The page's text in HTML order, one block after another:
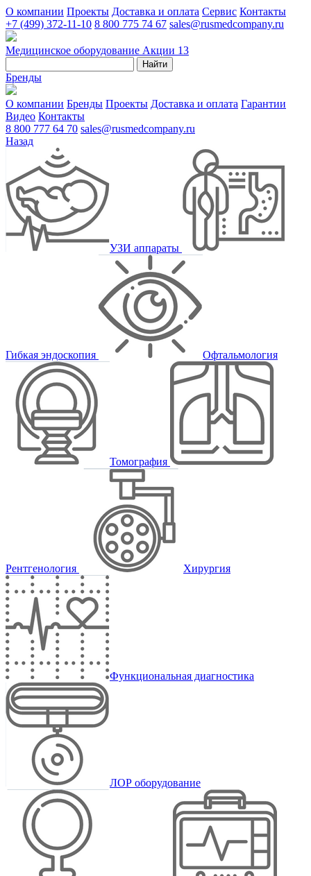
О компании Проекты Доставка и оплата Сервис Контакты
+7 (499) 372-11-10 8 800 775 74 67 sales@rusmedcompany.ru
Медицинское оборудование Акции 13
Найти
Бренды
О компании Бренды Проекты Доставка и оплата Гарантии
Видео Контакты
8 800 777 64 70 sales@rusmedcompany.ru
Назад
УЗИ аппараты
Гибкая эндоскопия Офтальмология
Томография
Рентгенология Хирургия
Функциональная диагностика
ЛОР оборудование